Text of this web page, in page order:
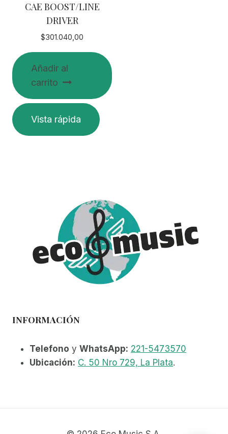
CAE BOOST/LINE
DRIVER
$301.040,00
Añadir al
carrito
Vista rápida
INFORMACIÓN
Telefono y WhatsApp: 221-5473570
Ubicación: C. 50 Nro 729, La Plata.